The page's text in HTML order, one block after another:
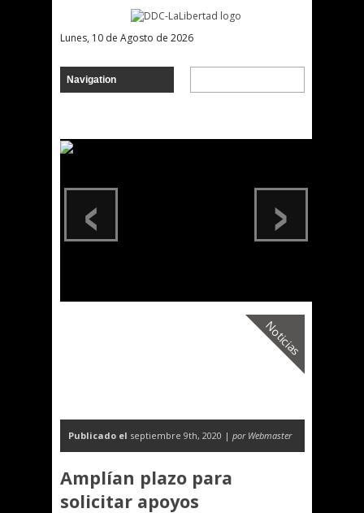
Lunes, 10 de Agosto de 2026
›
‹
Noticias
Publicado el septiembre 9th, 2020 | por Webmaster
Amplían plazo para
solicitar apoyos